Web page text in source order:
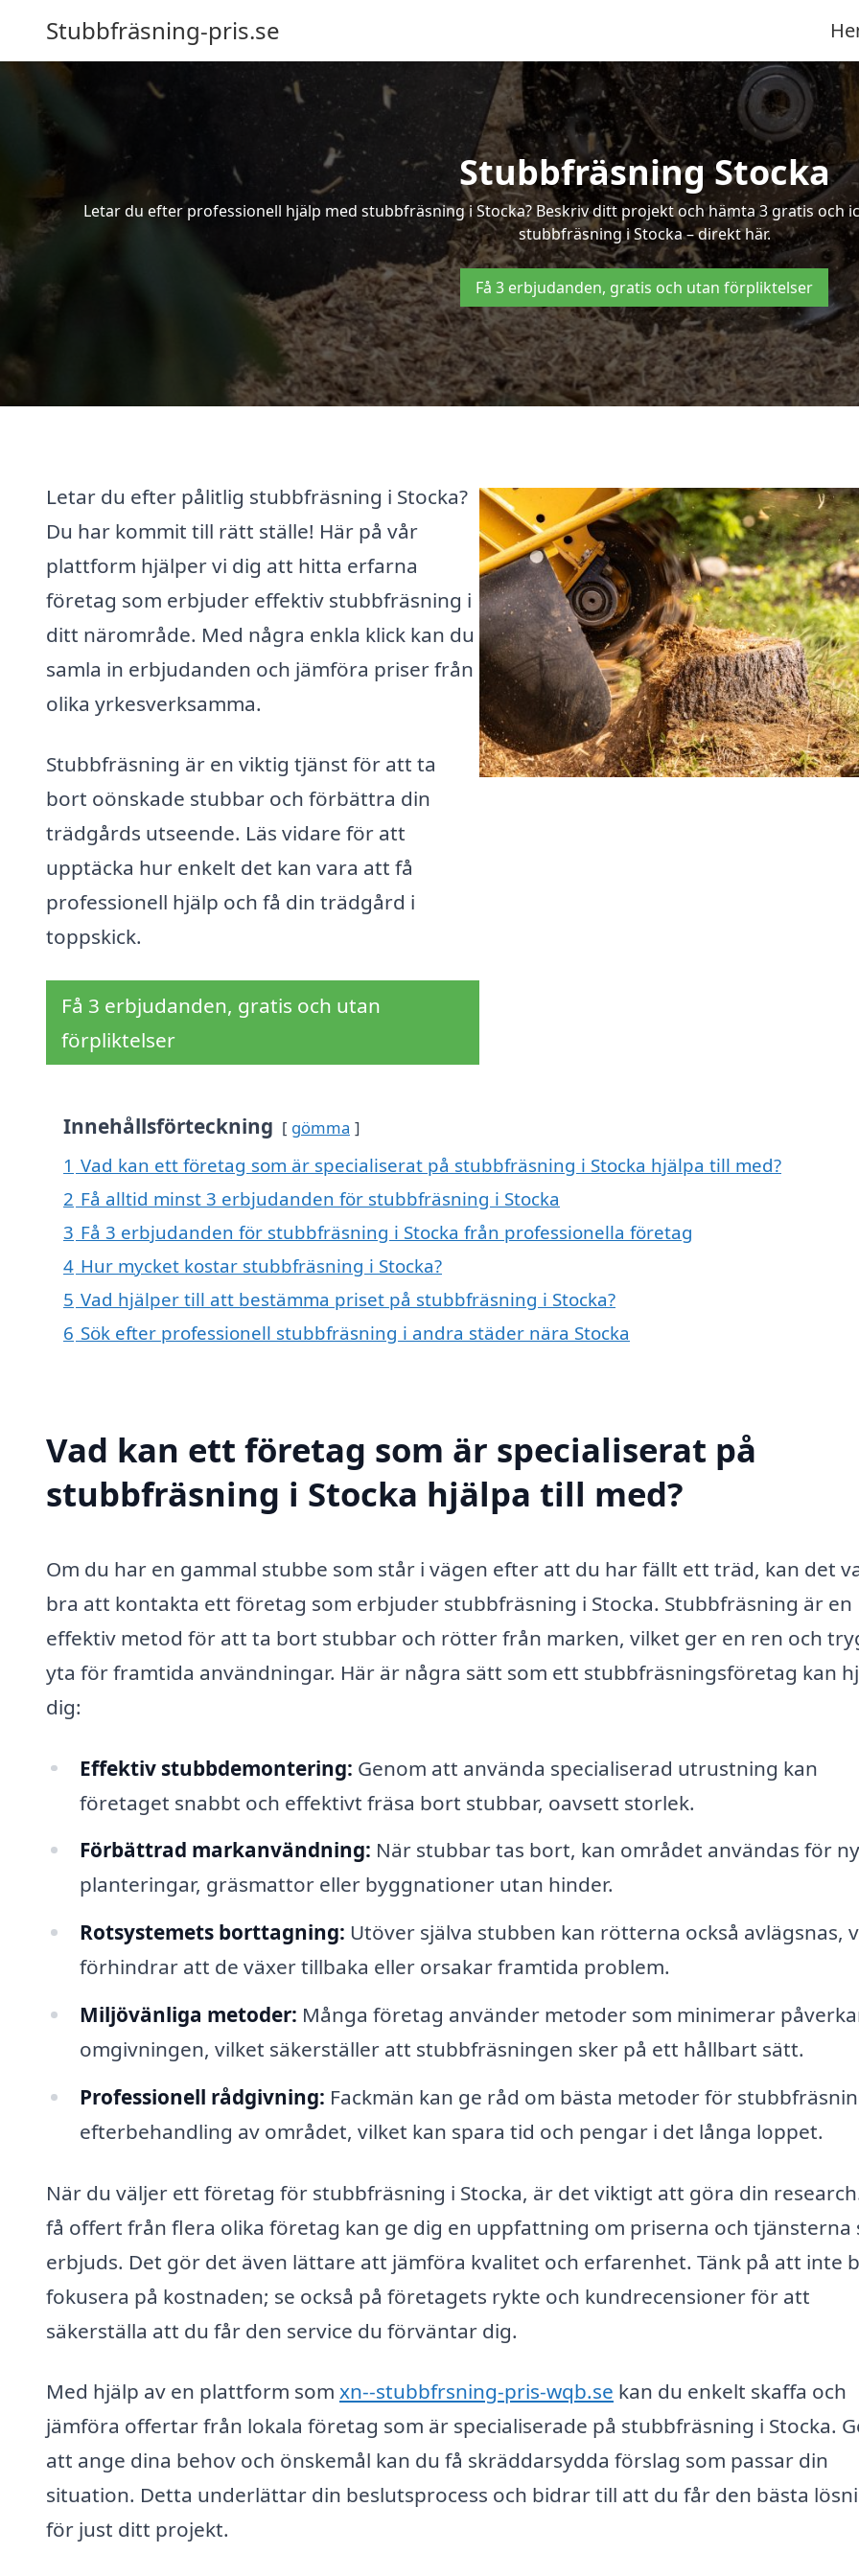
Stubbfräsning-pris.se
Stubbfräsning Stocka
Letar du efter professionell hjälp med stubbfräsning i Stocka? Beskriv ditt projekt och hämta 3 gratis
stubbfräsning i Stocka – direkt här.
Få 3 erbjudanden, gratis och utan förpliktelser
Letar du efter pålitlig stubbfräsning i Stocka?
Du har kommit till rätt ställe! Här på vår
plattform hjälper vi dig att hitta erfarna
företag som erbjuder effektiv stubbfräsning i
ditt närområde. Med några enkla klick kan du
samla in erbjudanden och jämföra priser från
olika yrkesverksamma.
Stubbfräsning är en viktig tjänst för att ta
bort oönskade stubbar och förbättra din
trädgårds utseende. Läs vidare för att
upptäcka hur enkelt det kan vara att få
professionell hjälp och få din trädgård i
toppskick.
Få 3 erbjudanden, gratis och utan
förpliktelser
Innehållsförteckning gömma
1 Vad kan ett företag som är specialiserat på stubbfräsning i Stocka hjälpa till med?
2 Få alltid minst 3 erbjudanden för stubbfräsning i Stocka
3 Få 3 erbjudanden för stubbfräsning i Stocka från professionella företag
4 Hur mycket kostar stubbfräsning i Stocka?
5 Vad hjälper till att bestämma priset på stubbfräsning i Stocka?
6 Sök efter professionell stubbfräsning i andra städer nära Stocka
Vad kan ett företag som är specialiserat på
stubbfräsning i Stocka hjälpa till med?
Om du har en gammal stubbe som står i vägen efter att du har fällt ett träd, kan det
bra att kontakta ett företag som erbjuder stubbfräsning i Stocka. Stubbfräsning är en
effektiv metod för att ta bort stubbar och rötter från marken, vilket ger en ren och
yta för framtida användningar. Här är några sätt som ett stubbfräsningsföretag kan
dig:
Effektiv stubbdemontering: Genom att använda specialiserad utrustning kan
företaget snabbt och effektivt fräsa bort stubbar, oavsett storlek.
Förbättrad markanvändning: När stubbar tas bort, kan området användas för
planteringar, gräsmattor eller byggnationer utan hinder.
Rotsystemets borttagning: Utöver själva stubben kan rötterna också avlägsnas,
förhindrar att de växer tillbaka eller orsakar framtida problem.
Miljövänliga metoder: Många företag använder metoder som minimerar
omgivningen, vilket säkerställer att stubbfräsningen sker på ett hållbart sätt.
Professionell rådgivning: Fackmän kan ge råd om bästa metoder för
efterbehandling av området, vilket kan spara tid och pengar i det långa loppet.
När du väljer ett företag för stubbfräsning i Stocka, är det viktigt att göra din
få offert från flera olika företag kan ge dig en uppfattning om priserna och tjänsterna
erbjuds. Det gör det även lättare att jämföra kvalitet och erfarenhet. Tänk på att inte
fokusera på kostnaden; se också på företagets rykte och kundrecensioner för att
säkerställa att du får den service du förväntar dig.
Med hjälp av en plattform som xn--stubbfrsning-pris-wqb.se kan du enkelt skaffa och
jämföra offertar från lokala företag som är specialiserade på stubbfräsning i Stocka.
att ange dina behov och önskemål kan du få skräddarsydda förslag som passar din
situation. Detta underlättar din beslutsprocess och bidrar till att du får den bästa
för just ditt projekt.